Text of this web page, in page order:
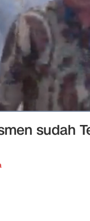
sudah